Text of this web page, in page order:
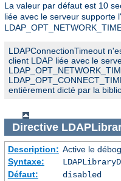
La valeur par défaut est 10
liée avec le serveur supporte
LDAPConnectionTimeout
client LDAP liée avec le
entièrement dicté par la
Directive
Description: Active le
Syntaxe:
Défaut:
disabled